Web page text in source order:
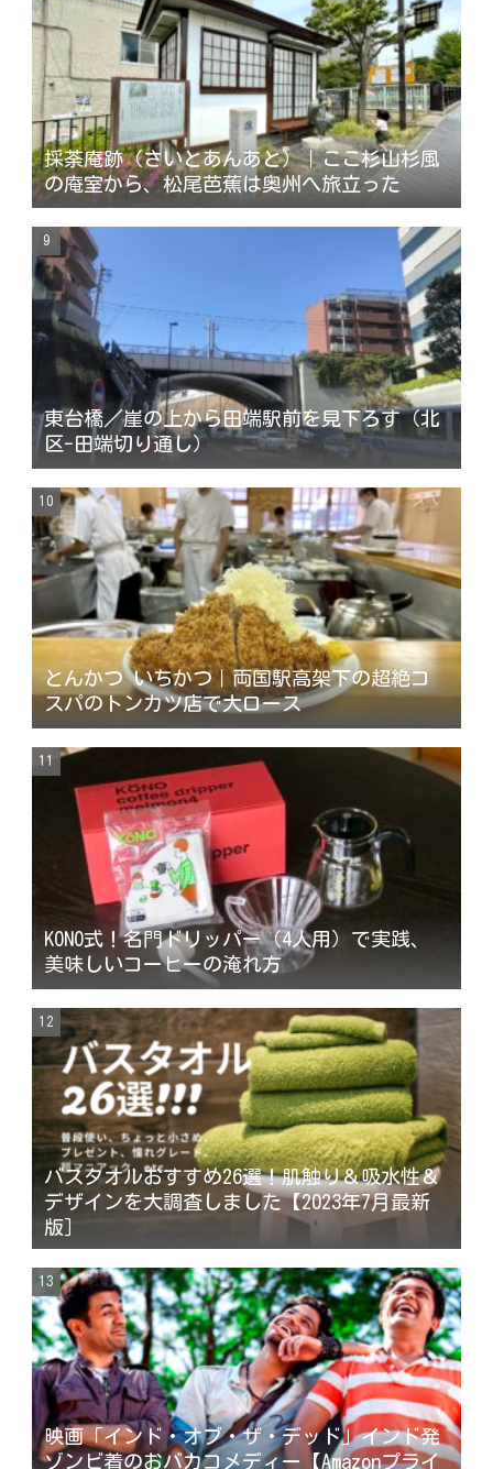
採荼庵跡（さいとあんあと）｜ここ杉山杉風
の庵室から、松尾芭蕉は奥州へ旅立った
東台橋／崖の上から田端駅前を見下ろす（北
区-田端切り通し）
とんかつ いちかつ｜両国駅高架下の超絶コ
スパのトンカツ店で大ロース
KONO式！名門ドリッパー（4人用）で実践、
美味しいコーヒーの淹れ方
バスタオルおすすめ26選！肌触り＆吸水性＆
デザインを大調査しました【2023年7月最新
版］
映画「インド・オブ・ザ・デッド」インド発
ゾンビ着のおバカコメディー【Amazonプライ